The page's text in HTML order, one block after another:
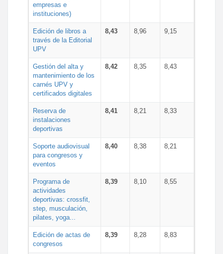
empresas e
instituciones)
Edición de libros a
través de la Editorial
UPV
8,43 8,96 9,15
Gestión del alta y
mantenimiento de los
carnés UPV y
certificados digitales
8,42 8,35 8,43
Reserva de
instalaciones
deportivas
8,41 8,21 8,33
Soporte audiovisual
para congresos y
eventos
8,40 8,38 8,21
Programa de
actividades
deportivas: crossfit,
step, musculación,
pilates, yoga...
8,39 8,10 8,55
Edición de actas de
congresos
8,39 8,28 8,83